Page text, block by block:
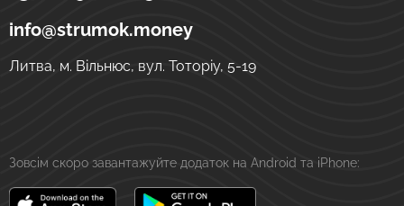
вул. Тоторіу, 5-19
info@strumok.money
Литва, м. Вільнюс, вул. Тоторіу, 5-19
Зовсім скоро завантажуйте додаток на Android та iPhone: